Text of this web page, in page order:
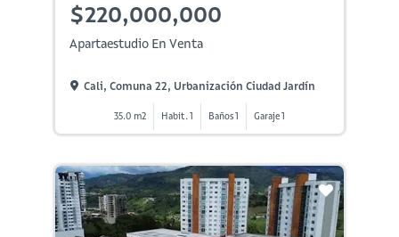
$220,000,000
Apartaestudio En Venta
Cali, Comuna 22, Urbanización Ciudad Jardín
35.0 m2 Habit. 1 Baños 1 Garaje 1